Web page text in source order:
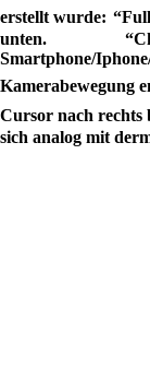
erstellt wurde:
unten.
Smartphone/
Kamerabewegung
Cursor nach rechts
sich analog mit